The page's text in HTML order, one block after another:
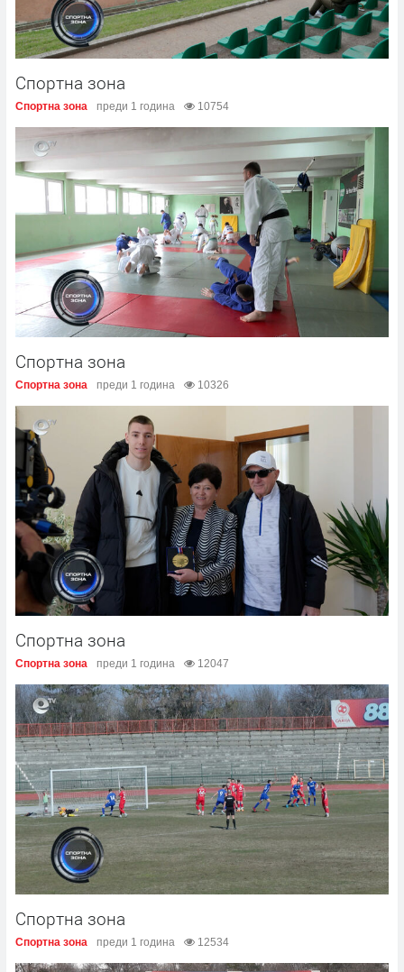
Спортна зона
Спортна зона преди 1 година 10754
Спортна зона
Спортна зона преди 1 година 10326
Спортна зона
Спортна зона преди 1 година 12047
Спортна зона
Спортна зона преди 1 година 12534